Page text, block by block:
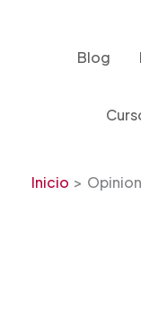
Blog
Inicio